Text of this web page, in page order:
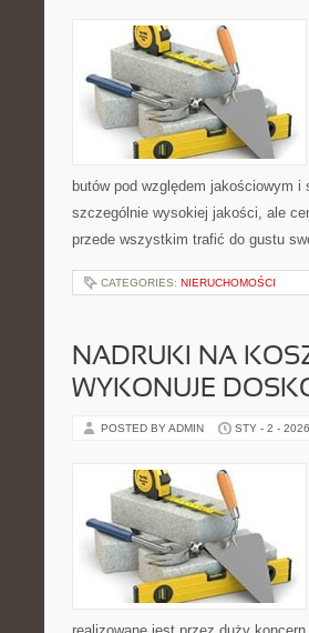
butów pod względem jakościowym
szczególnie wysokiej jakości, ale
przede wszystkim trafić do gustu
CATEGORIES: NIERUCHOMOŚCI
NADRUKI NA
WYKONUJE
POSTED BY ADMIN STY - 2 - 2026